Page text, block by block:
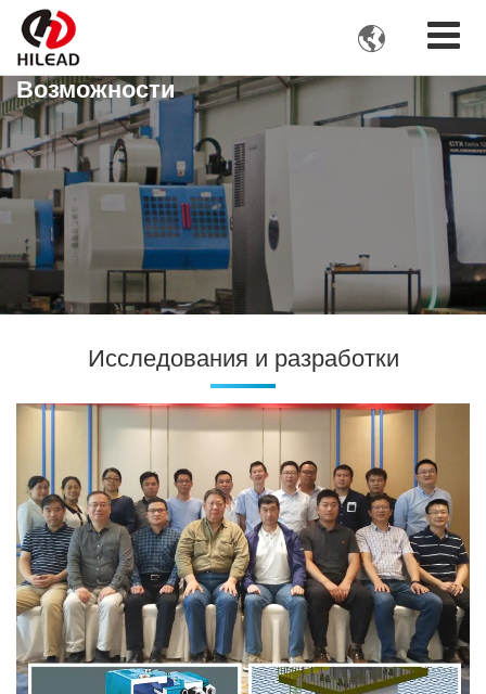

Возможности
Исследования и разработки